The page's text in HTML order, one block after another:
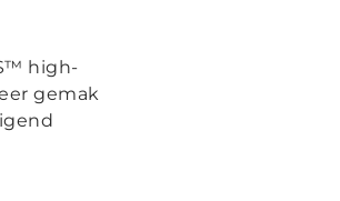
high-
gemak